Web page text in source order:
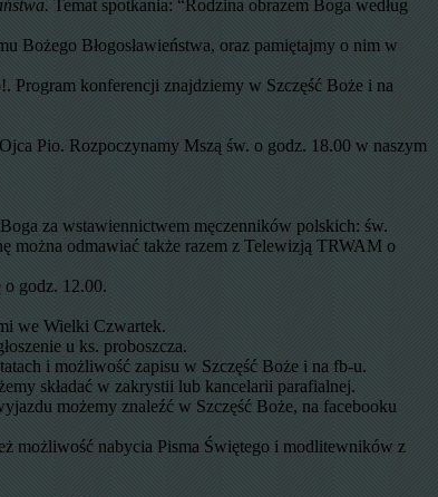
. Temat spotkania: “Rodzina obrazem Boga według
Bożego Błogosławieństwa, oraz pamiętajmy o nim w
!. Program konferencji znajdziemy w Szczęść Boże i na
Pio. Rozpoczynamy Mszą św. o godz. 18.00 w naszym
za wstawiennictwem męczenników polskich: św.
można odmawiać także razem z Telewizją TRWAM o
o godz. 12.00.
we Wielki Czwartek.
u ks. proboszcza.
i możliwość zapisu w Szczęść Boże i na fb-u.
składać w zakrystii lub kancelarii parafialnej.
możemy znaleźć w Szczęść Boże, na facebooku
możliwość nabycia Pisma Świętego i modlitewników z